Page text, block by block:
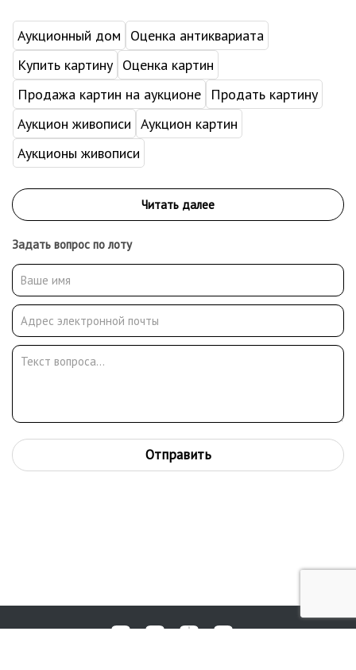
Аукционный дом
Оценка антиквариата
Купить картину Оценка картин
Продажа картин на аукционе
Продать картину
Аукцион живописи Аукцион картин
Аукционы живописи
Задать вопрос по лоту
Отправить